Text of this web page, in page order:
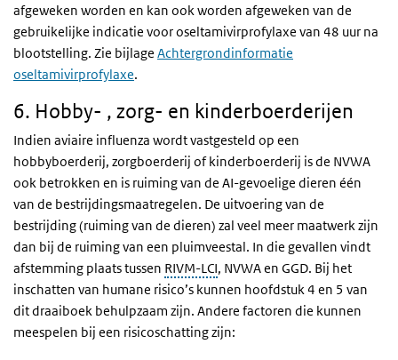
afgeweken worden en kan ook worden afgeweken van de
gebruikelijke indicatie voor oseltamivirprofylaxe van 48 uur na
blootstelling. Zie bijlage Achtergrondinformatie
oseltamivirprofylaxe.
6. Hobby- , zorg- en kinderboerderijen
Indien aviaire influenza wordt vastgesteld op een
hobbyboerderij, zorgboerderij of kinderboerderij is de NVWA
ook betrokken en is ruiming van de AI-gevoelige dieren één
van de bestrijdingsmaatregelen. De uitvoering van de
bestrijding (ruiming van de dieren) zal veel meer maatwerk zijn
dan bij de ruiming van een pluimveestal. In die gevallen vindt
afstemming plaats tussen RIVM-LCI, NVWA en GGD. Bij het
inschatten van humane risico’s kunnen hoofdstuk 4 en 5 van
dit draaiboek behulpzaam zijn. Andere factoren die kunnen
meespelen bij een risicoschatting zijn: